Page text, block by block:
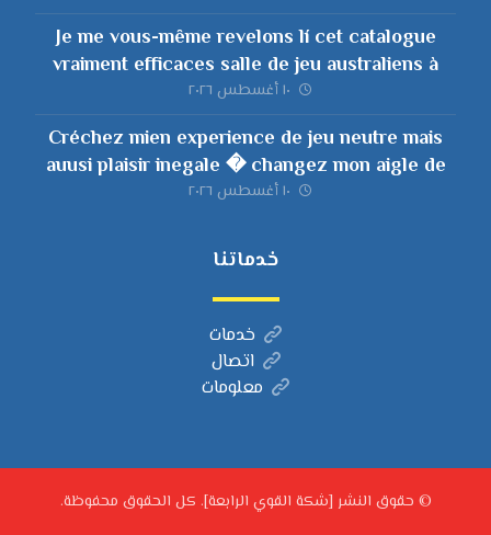
Je me vous-même revelons lí cet catalogue
vraiment efficaces salle de jeu australiens à
l’égard de premium carrément
١٠ أغسطس ٢٠٢٦
Créchez mien experience de jeu neutre mais
auusi plaisir inegale � changez mon aigle de
MelBet ١٠ أغسطس ٢٠٢٦
خدماتنا
خدمات
اتصال
معلومات
© حقوق النشر [شكة القوي الرابعة]. كل الحقوق محفوظة.